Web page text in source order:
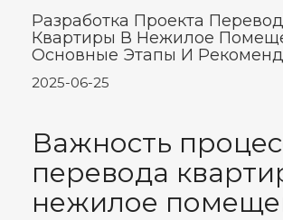
Разработка Проекта
Квартиры В Нежилое
Основные Этапы И
2025-06-25
Важность
перевода
нежилое